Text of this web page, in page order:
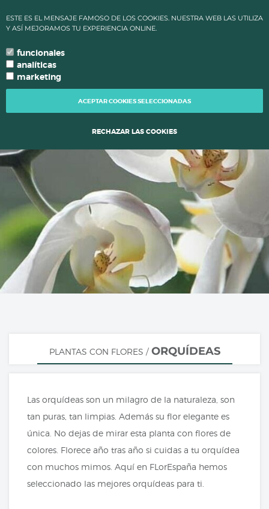
ENVÍO DE PEDIDOS CAMBIAN PARA MANTENER LA CALIDAD DE
TUS PLANTAS.
language TU IDIOMA
PLANTAS CON FLORES / ORQUÍDEAS
Las orquídeas son un milagro de la naturaleza, son
tan puras, tan limpias. Además su flor elegante es
única. No dejas de mirar esta planta con flores de
colores. Florece año tras año si cuidas a tu orquídea
con muchos mimos. Aquí en FLorEspaña hemos
seleccionado las mejores orquídeas para ti.
ESTE ES EL MENSAJE FAMOSO DE LOS COOKIES. NUESTRA WEB LAS UTILIZA
Y ASÍ MEJORAMOS TU EXPERIENCIA ONLINE.
funcionales
analíticas
marketing
ACEPTAR COOKIES SELECCIONADAS
RECHAZAR LAS COOKIES